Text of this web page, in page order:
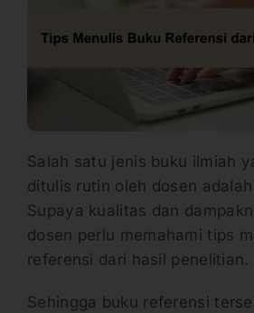
Salah satu jenis buku ilmiah
ditulis rutin oleh dosen
Supaya kualitas dan
dosen perlu memahami tips
referensi dari hasil penelitian.
Sehingga buku referensi